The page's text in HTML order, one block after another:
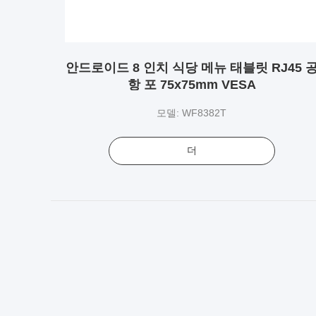
안드로이드 8 인치 식당 메뉴 태블릿 RJ45
항 포 75x75mm VESA
모델: WF8382T
더